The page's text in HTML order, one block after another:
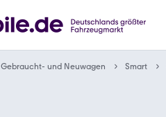
Gebraucht- und Neuwagen Smart